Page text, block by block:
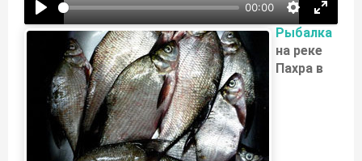
00:00
Рыбалка
на реке
Пахра в